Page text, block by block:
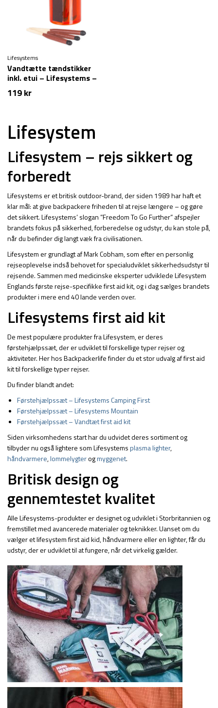
Lifesystems
Vandtætte tændstikker
inkl. etui – Lifesystems –
25-stk
119kr
Lifesystem
Lifesystem – rejs sikkert og
forberedt
Lifesystems er et britisk outdoor-brand, der siden 1989 har haft et
klar mål: at give backpackere friheden til at rejse længere – og gøre
det sikkert. Lifesystems’ slogan ”Freedom To Go Further” afspejler
brandets fokus på sikkerhed, forberedelse og udstyr, du kan stole på,
når du befinder dig langt væk fra civilisationen.
Lifesystem er grundlagt af Mark Cobham, som efter en personlig
rejseoplevelse indså behovet for specialudviklet sikkerhedsudstyr til
rejsende. Sammen med medicinske eksperter udviklede Lifesystem
Englands første rejse-specifikke first aid kit, og i dag sælges brandets
produkter i mere end 40 lande verden over.
Lifesystems first aid kit
De mest populære produkter fra Lifesystem, er deres
førstehjælpssæt, der er udviklet til forskellige typer rejser og
aktiviteter. Her hos Backpackerlife finder du et stor udvalg af first aid
kit til forskellige typer rejser.
Du finder blandt andet:
Førstehjælpssæt – Lifesystems Camping First
Førstehjælpssæt – Lifesystems Mountain
Førstehjælpssæt – Vandtæt first aid kit
Siden virksomhedens start har du udvidet deres sortiment og
tilbyder nu også lightere som Lifesystemsplasma lighter,
håndvarmere,lommelygterogmyggenet.
Britisk design og
gennemtestet kvalitet
Alle Lifesystems-produkter er designet og udviklet i Storbritannien og
fremstillet med avancerede materialer og teknikker. Uanset om du
vælger et lifesystem first aid kid, håndvarmere eller en lighter, får du
udstyr, der er udviklet til at fungere, når det virkelig gælder.